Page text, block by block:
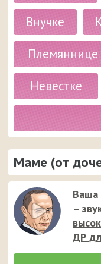
Внучке
Племяннице
Невестке
Маме (от
Ваша
–
ДР